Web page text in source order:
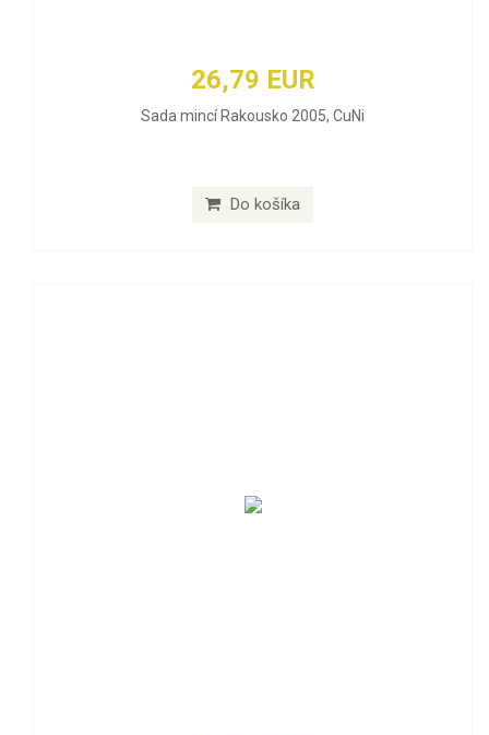
26,79 EUR
Sada mincí Rakousko 2005, CuNi
Do košíka